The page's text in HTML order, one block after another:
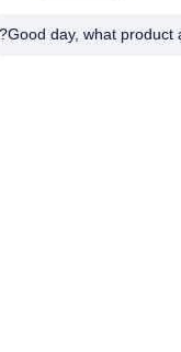
Good day, what product